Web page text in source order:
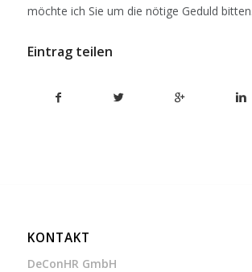
möchte ich Sie um die nötige Geduld
Eintrag teilen
KONTAKT
DeConHR GmbH